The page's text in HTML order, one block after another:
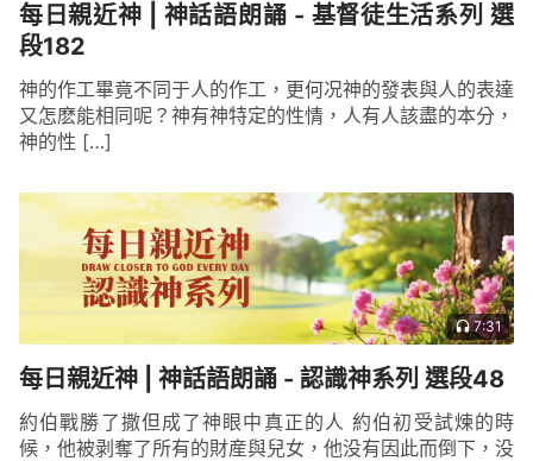
每日親近神 | 神話語朗誦 - 基督徒生活系列 選
段182
神的作工畢竟不同于人的作工，更何况神的發表與人的表達
又怎麽能相同呢？神有神特定的性情，人有人該盡的本分，
神的性 […]
7:31
每日親近神 | 神話語朗誦 - 認識神系列 選段48
約伯戰勝了撒但成了神眼中真正的人 約伯初受試煉的時
候，他被剥奪了所有的財産與兒女，他没有因此而倒下，没